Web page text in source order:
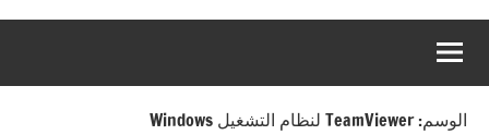
الوسم:TeamViewer لنظام التشغيل Windows